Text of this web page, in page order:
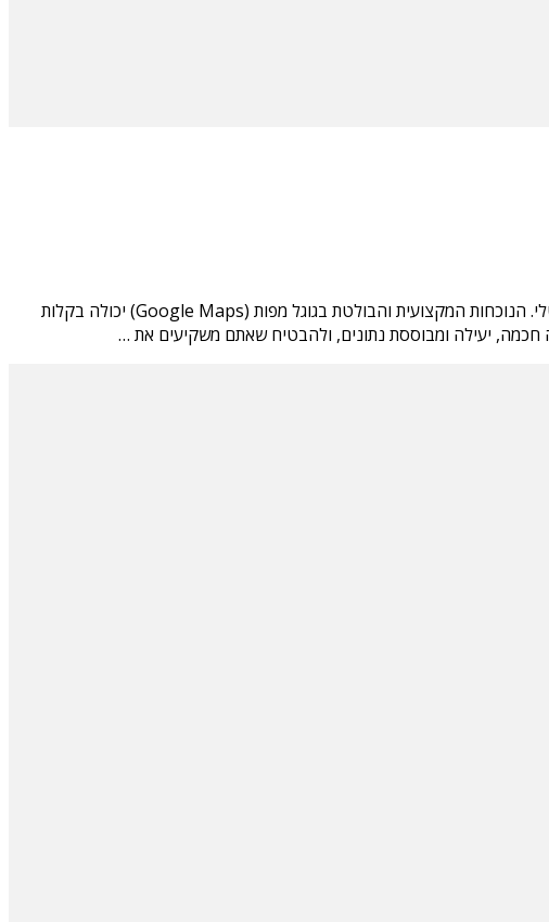
קידום עסקים מקומי (Local SEO) הפך בשנים האחרונות לאחד התחומים התחרותיים, הדינמיים והחשובים ביותר בעולם השיווק הדיגיטלי. הנוכחות המקצועית והבולטת בגוגל מפות (Google Maps) יכולה בקלות
יעילה ומבוססת נתונים, ולהבטיח שאתם משקיעים את …